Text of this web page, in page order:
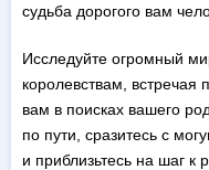
судьба дорогого вам
Исследуйте огромный
королевствам, встречая
вам в поисках вашего
по пути, сразитесь с
и приблизьтесь на шаг к